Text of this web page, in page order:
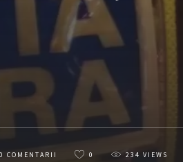
0 COMENTARII 0 234 VIEWS